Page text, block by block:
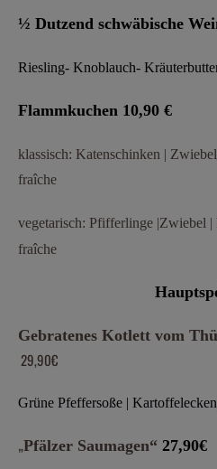
½ Dutzend schwäbische
Riesling- Knoblauch-
Flammkuchen 10,90 €
klassisch: Katenschinken |
fraîche
vegetarisch: Pfifferlinge|Zwiebel |
fraîche
Gebratenes Kotlett vom
29,90€
Grüne Pfeffersoße| Kartoffelecken
„Pfälzer Saumagen“ 27,90€